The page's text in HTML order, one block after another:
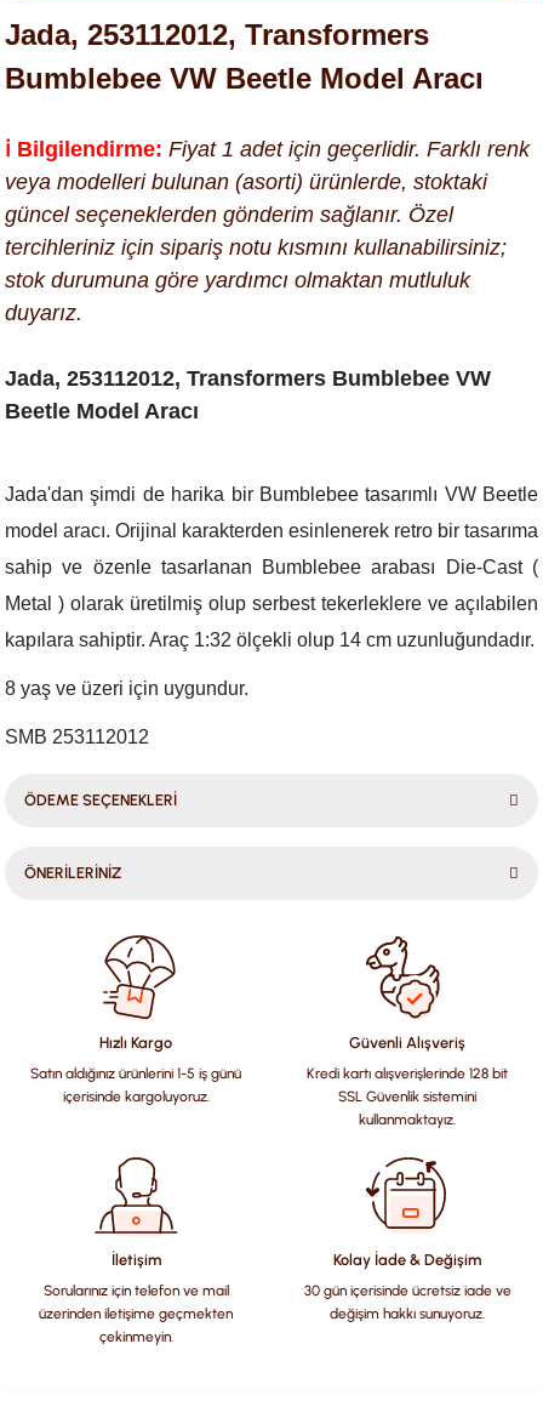
Jada, 253112012, Transformers
Bumblebee VW Beetle Model Aracı
ℹ️ Bilgilendirme: Fiyat 1 adet için geçerlidir. Farklı renk
veya modelleri bulunan (asorti) ürünlerde, stoktaki
güncel seçeneklerden gönderim sağlanır. Özel
tercihleriniz için sipariş notu kısmını kullanabilirsiniz;
stok durumuna göre yardımcı olmaktan mutluluk
duyarız.
Jada, 253112012, Transformers Bumblebee VW
Beetle Model Aracı
Jada'dan şimdi de harika bir Bumblebee tasarımlı VW Beetle
model aracı. Orijinal karakterden esinlenerek retro bir tasarıma
sahip ve özenle tasarlanan Bumblebee arabası Die-Cast (
Metal ) olarak üretilmiş olup serbest tekerleklere ve açılabilen
kapılara sahiptir. Araç 1:32 ölçekli olup 14 cm uzunluğundadır.
8 yaş ve üzeri için uygundur.
SMB 253112012
ÖDEME SEÇENEKLERİ
ÖNERİLERİNİZ
konularda yetersiz gördüğünüz noktaları öneri formunu
kullanarak tarafımıza iletebilirsiniz.
Görüş ve önerileriniz için teşekkür ederiz.
Ürün resmi kalitesiz, bozuk veya görüntülenemiyor.
Ürün açıklamasında eksik bilgiler bulunuyor.
Ürün bilgilerinde hatalar bulunuyor.
Ürün fiyatı diğer sitelerden daha pahalı.
Bu ürüne benzer farklı alternatifler olmalı.
Hızlı Kargo
Satın aldığınız ürünlerini 1-5 iş günü
içerisinde kargoluyoruz.
Güvenli Alışveriş
Kredi kartı alışverişlerinde 128 bit
SSL Güvenlik sistemini
kullanmaktayız.
İletişim
Sorularınız için telefon ve mail
üzerinden iletişime geçmekten
çekinmeyin.
Kolay İade & Değişim
30 gün içerisinde ücretsiz iade ve
değişim hakkı sunuyoruz.